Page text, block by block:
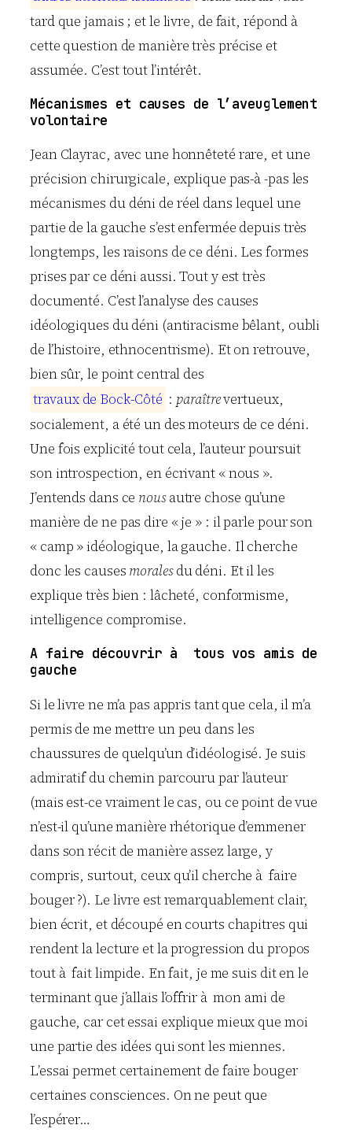
tard que jamais ; et le livre, de fait, répond à
cette question de manière très précise et
assumée. C’est tout l’intérêt.
Mécanismes et causes de l’aveuglement
volontaire
Jean Clayrac, avec une honnêteté rare, et une
précision chirurgicale, explique pas-à -pas les
mécanismes du déni de réel dans lequel une
partie de la gauche s’est enfermée depuis très
longtemps, les raisons de ce déni. Les formes
prises par ce déni aussi. Tout y est très
documenté. C’est l’analyse des causes
idéologiques du déni (antiracisme bêlant, oubli
de l’histoire, ethnocentrisme). Et on retrouve,
bien sûr, le point central des
travaux de Bock-Côté : paraîtrevertueux,
socialement, a été un des moteurs de ce déni.
Une fois explicité tout cela, l’auteur poursuit
son introspection, en écrivant « nous ».
J’entends dans ce nousautre chose qu’une
manière de ne pas dire « je » : il parle pour son
« camp » idéologique, la gauche. Il cherche
donc les causes moralesdu déni. Et il les
explique très bien : lâcheté, conformisme,
intelligence compromise.
A faire découvrir à tous vos amis de
gauche
Si le livre ne m’a pas appris tant que cela, il m’a
permis de me mettre un peu dans les
chaussures de quelqu’un d’idéologisé. Je suis
admiratif du chemin parcouru par l’auteur
(mais est-ce vraiment le cas, ou ce point de vue
n’est-il qu’une manière rhétorique d’emmener
dans son récit de manière assez large, y
compris, surtout, ceux qu’il cherche à faire
bouger ?). Le livre est remarquablement clair,
bien écrit, et découpé en courts chapitres qui
rendent la lecture et la progression du propos
tout à fait limpide. En fait, je me suis dit en le
terminant que j’allais l’offrir à mon ami de
gauche, car cet essai explique mieux que moi
une partie des idées qui sont les miennes.
L’essai permet certainement de faire bouger
certaines consciences. On ne peut que
l’espérer…